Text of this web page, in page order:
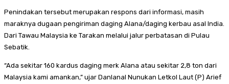
Penindakan tersebut merupakan respons dari informasi, masih
maraknya dugaan pengiriman daging Alana/daging kerbau asal India.
Dari Tawau Malaysia ke Tarakan melalui jalur perbatasan di Pulau
Sebatik.
“Ada sekitar 160 kardus daging merk Alana atau sekitar 2,8 ton dari
Malaysia kami amankan,” ujar Danlanal Nunukan Letkol Laut (P) Arief